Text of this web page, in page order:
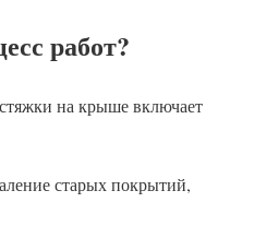
работ?
на крыше включает
старых покрытий,